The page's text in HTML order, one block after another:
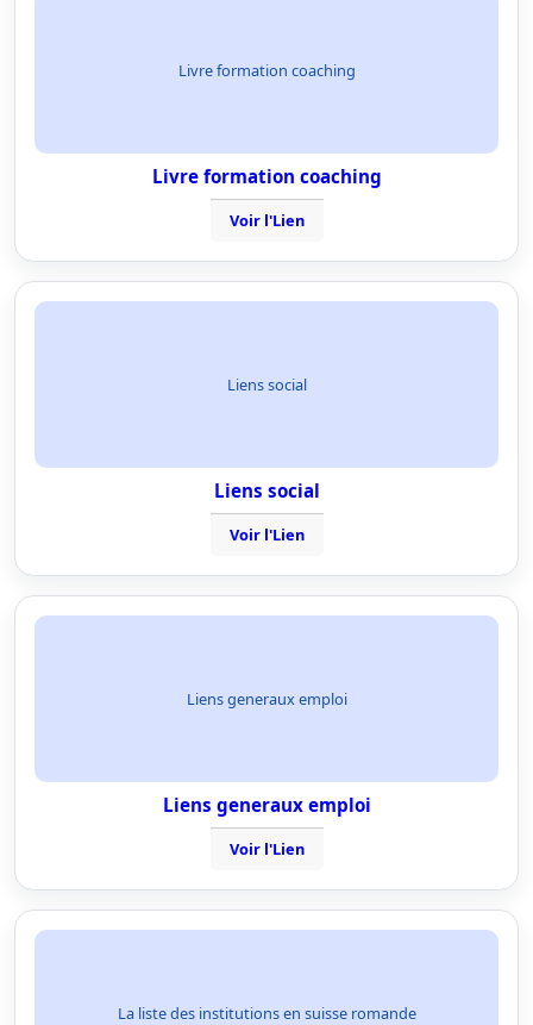
Livre formation coaching
Livre formation coaching
Voir l'Lien
Liens social
Liens social
Voir l'Lien
Liens generaux emploi
Liens generaux emploi
Voir l'Lien
La liste des institutions en suisse romande